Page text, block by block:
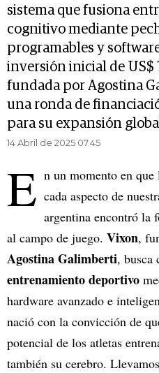
sistema que fusiona
cognitivo mediante
programables y
inversión inicial de US$
fundada por Agostina
una ronda de
para su expansión
14 Abril de 2025 07.45
E n un momento en
cada aspecto de
argentina encontró la
al campo de juego. Vixon,
Agostina Galimberti, busca
entrenamiento deportivo
hardware avanzado e
nació con la convicción de
potencial de los atletas
también su cerebro.